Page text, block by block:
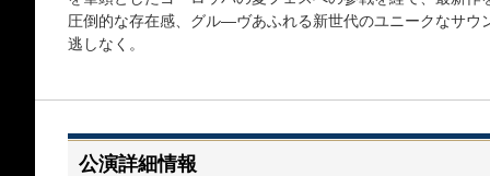
圧倒的な存在感、グル―ヴあふれる新世代のユニークなサウ
逃しなく。
公演詳細情報